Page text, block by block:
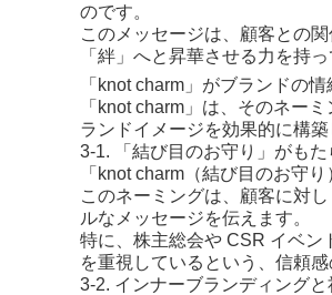
のです。
このメッセージは、顧客との
「絆」へと昇華させる力を持っ
「knot charm」がブランドの
「knot charm」は、そのネー
ランドイメージを効果的に構築
3-1. 「結び目のお守り」がも
「knot charm（結び目のお守
このネーミングは、顧客に対
ルなメッセージを伝えます。
特に、株主総会や CSR イベン
を重視しているという、信頼
3-2. インナーブランディング